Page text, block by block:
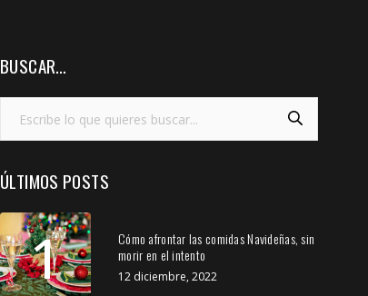
BUSCAR…
ÚLTIMOS POSTS
1
Cómo afrontar las comidas Navideñas, sin
morir en el intento
12 diciembre, 2022